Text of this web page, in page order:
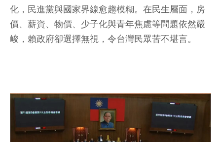
化，民進黨與國家界線愈趨模糊。在民生層面，房
價、薪資、物價、少子化與青年焦慮等問題依然嚴
峻，賴政府卻選擇無視，令台灣民眾苦不堪言。